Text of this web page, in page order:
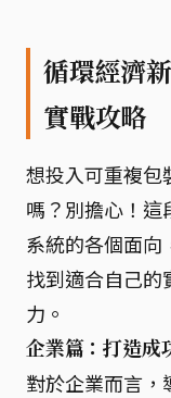
循環經濟
實戰攻略
想投入可重複包
嗎？別擔心！這
系統的各個面向
找到適合自己
力。
企業篇：打造成
對於企業而言，